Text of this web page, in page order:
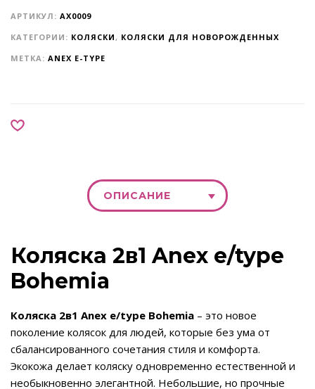
АРТИКУЛ: AX0009
КАТЕГОРИИ: КОЛЯСКИ, КОЛЯСКИ ДЛЯ НОВОРОЖДЕННЫХ
МЕТКА: ANEX E-TYPE
ОПИСАНИЕ
Коляска 2в1 Anex e/type
Bohemia
Коляска 2в1 Anex e/type Bohemia – это новое
поколение колясок для людей, которые без ума от
сбалансированного сочетания стиля и комфорта.
Экокожа делает коляску одновременно естественной и
необыкновенно элегантной. Небольшие, но прочные